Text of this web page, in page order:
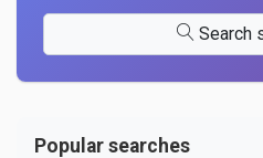
Search
Popular searches